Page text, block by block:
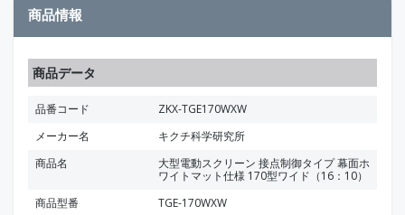
商品情報
商品データ
品番コード
ZKX-TGE170WXW
メーカー名
キクチ科学研究所
商品名
大型電動スクリーン 接点制御タイプ 幕面ホ
ワイトマット仕様 170型ワイド（16：10）
商品型番
TGE-170WXW